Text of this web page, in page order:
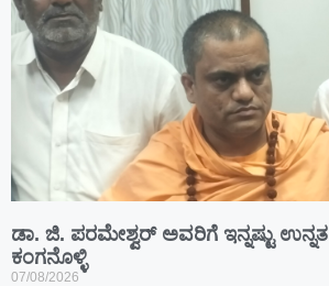
ಡಾ. ಜಿ. ಪರಮೇಶ್ವರ್ ಅವರಿಗೆ ಇನ್ನಷ್ಟು
ಕಂಗನೊಳ್ಳಿ
07/08/2026